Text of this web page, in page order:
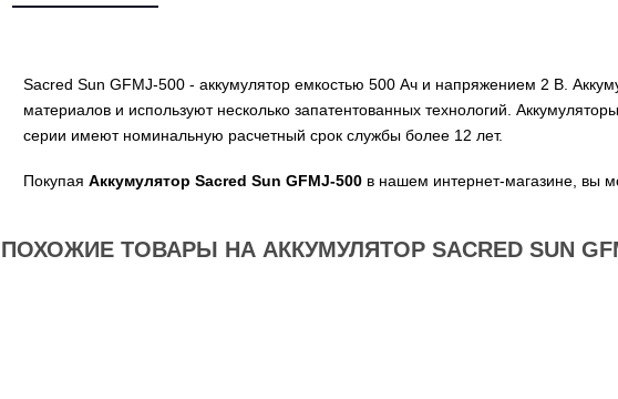
Sacred Sun GFMJ-500 - аккумулятор емкостью 500 Ач и напряжением 2 В.
материалов и используют несколько запатентованных технологий.
серии имеют номинальную расчетный срок службы более 12 лет.
Покупая Аккумулятор Sacred Sun GFMJ-500 в нашем интернет-магазине, вы
ПОХОЖИЕ ТОВАРЫ НА АККУМУЛЯТОР SACRED SUN